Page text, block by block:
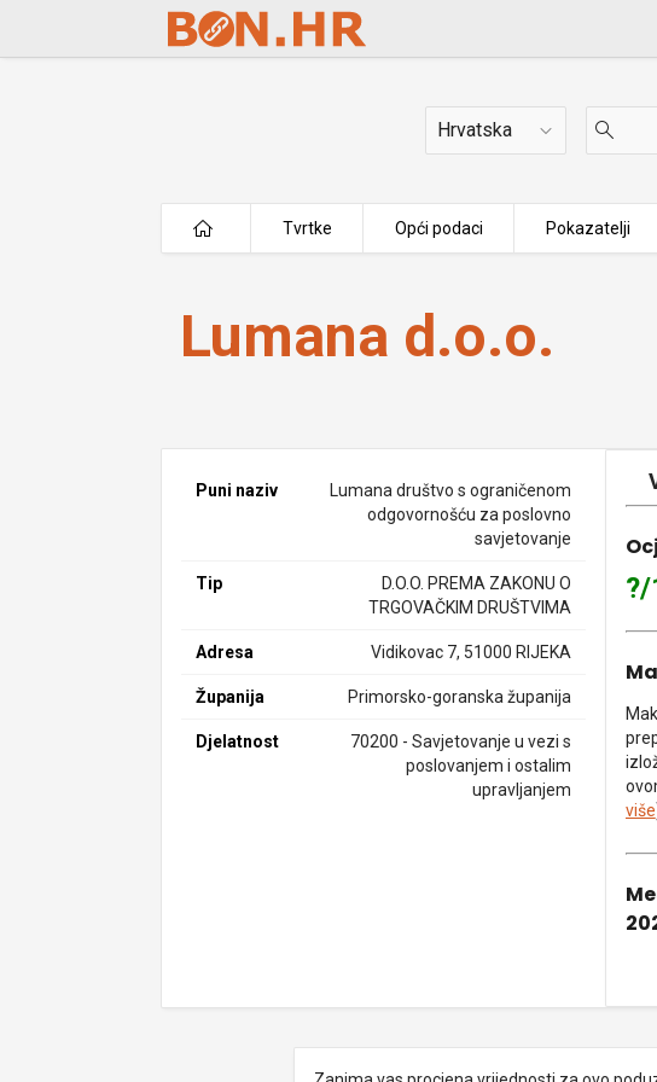
Skip to Main Content
Država
Tvrtke Opći podaci Pokazatelji
Lumana d.o.o.
Lumana d.o.o.
Puni naziv
Lumana društvo s ograničenom
odgovornošću za poslovno
savjetovanje
Tip
D.O.O. PREMA ZAKONU O
TRGOVAČKIM DRUŠTVIMA
Adresa Vidikovac 7, 51000 RIJEKA
Županija Primorsko-goranska županija
Djelatnost
70200 - Savjetovanje u vezi s
poslovanjem i ostalim
upravljanjem
?/
više